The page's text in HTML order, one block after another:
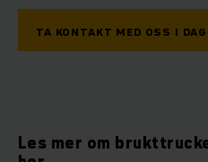
TA KONTAKT MED OSS I
Les mer om